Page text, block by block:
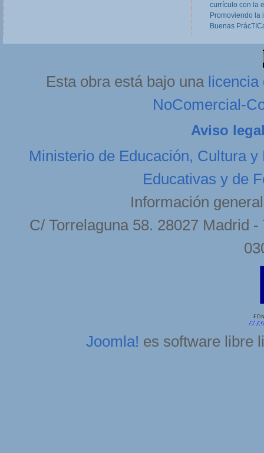
currículo con la
Promoviendo la
Buenas
Esta obra está bajo una licencia
NoComercial-
Aviso
Ministerio de Educación, Cultura y
Educativas y de
Información
C/ Torrelaguna 58. 28027 Madrid
Joomla! es software libre